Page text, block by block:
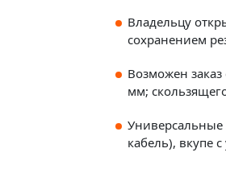
Владельцу
сохранением
Возможен
мм;
кабель), вкупе